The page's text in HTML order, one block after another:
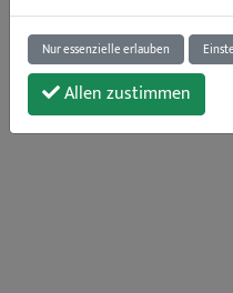
Nur essenzielle erlauben
Allen zustimmen